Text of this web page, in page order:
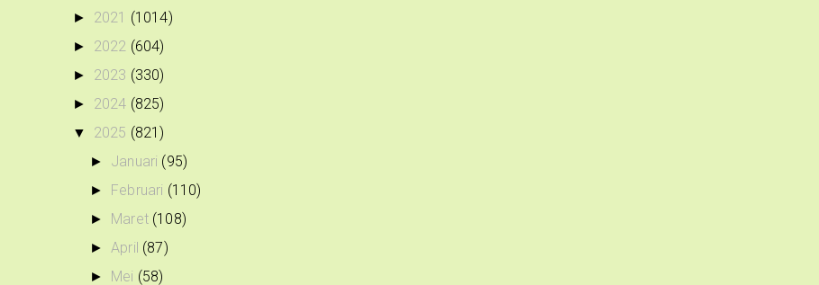
► 2021 (1014)
► 2022 (604)
► 2023 (330)
► 2024 (825)
▼ 2025 (821)
► Januari (95)
► Februari (110)
► Maret (108)
► April (87)
► Mei (58)